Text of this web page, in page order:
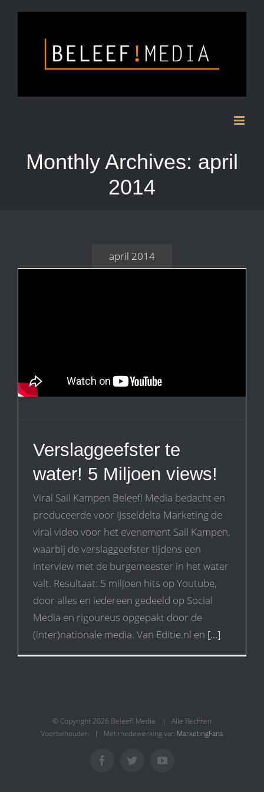
Monthly Archives: april
2014
april 2014
Verslaggeefster te
water! 5 Miljoen views!
Viral Sail Kampen Beleef! Media bedacht en
produceerde voor IJsseldelta Marketing de
viral video voor het evenement Sail Kampen,
waarbij de verslaggeefster tijdens een
interview met de burgemeester in het water
valt. Resultaat: 5 miljoen hits op Youtube,
door alles en iedereen gedeeld op Social
Media en rigoureus opgepakt door de
(inter)nationale media. Van Editie.nl en [...]
© Copyright 2026 Beleef! Media | Alle Rechten
Voorbehouden | Met medewerking van MarketingFans
FacebookTwitterYouTube